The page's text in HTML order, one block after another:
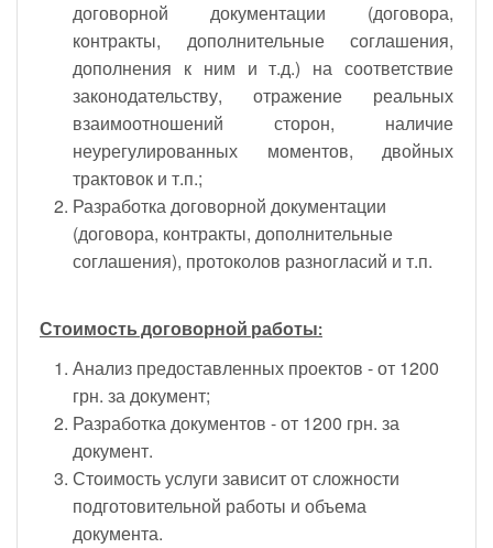
договорной документации (договора,
контракты, дополнительные соглашения,
дополнения к ним и т.д.) на соответствие
законодательству, отражение реальных
взаимоотношений сторон, наличие
неурегулированных моментов, двойных
трактовок и т.п.;
Разработка договорной документации
(договора, контракты, дополнительные
соглашения), протоколов разногласий и т.п.
Стоимость договорной работы:
Анализ предоставленных проектов - от 1200
грн. за документ;
Разработка документов - от 1200 грн. за
документ.
Стоимость услуги зависит от сложности
подготовительной работы и объема
документа.